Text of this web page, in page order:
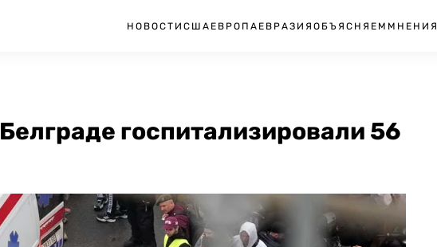
НОВОСТИ США ЕВРОПА ЕВРАЗИЯ ОБЪЯСНЯЕМ МНЕНИЯ
госпитализировали 56